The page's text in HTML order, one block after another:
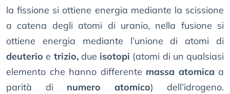
la fissione si ottiene energia mediante la scissione
a catena degli atomi di uranio, nella fusione si
ottiene energia mediante l’unione di atomi di
deuterioe trizio,due isotopi (atomi di un qualsiasi
elemento che hanno differente massa atomica a
parità di numero atomico) dell’idrogeno.